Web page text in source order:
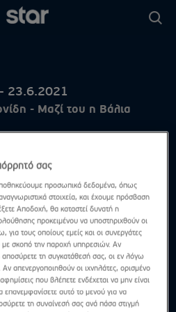
23.6.2021
- Μαζί του η Βάλια
σας
προσωπικά δεδομένα, όπως
στοιχεία, και έχουμε πρόσβαση
Αποδοχή, θα καταστεί δυνατή η
προκειμένου να υποστηριχθούν οι
για τους οποίους εμείς και οι συνεργάτες
με σκοπό την παροχή υπηρεσιών. Αν
τη συγκατάθεσή σας, οι εν λόγω
απενεργοποιηθούν οι ιχνηλάτες, ορισμένο
που βλέπετε ενδέχεται να μην είναι
επανεμφανίσετε αυτό το μενού για να
τη συναίνεσή σας ανά πάσα στιγμή